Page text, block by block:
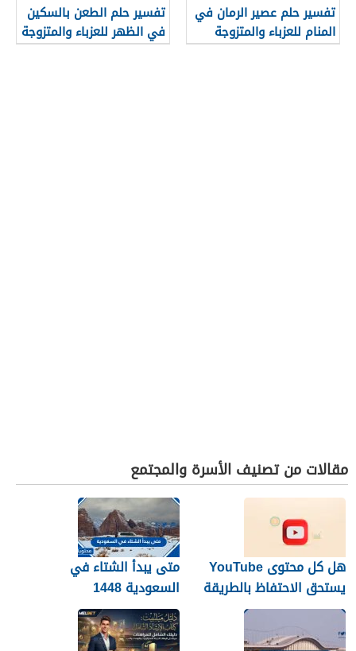
تفسير حلم عصير الرمان في
المنام للعزباء والمتزوجة
والحامل وللرجل
تفسير حلم الطعن بالسكين
في الظهر للعزباء والمتزوجة
والحامل
مقالات من تصنيف الأسرة والمجتمع
هل كل محتوى YouTube
يستحق الاحتفاظ بالطريقة
نفسها؟
متى يبدأ الشتاء في
السعودية 1448